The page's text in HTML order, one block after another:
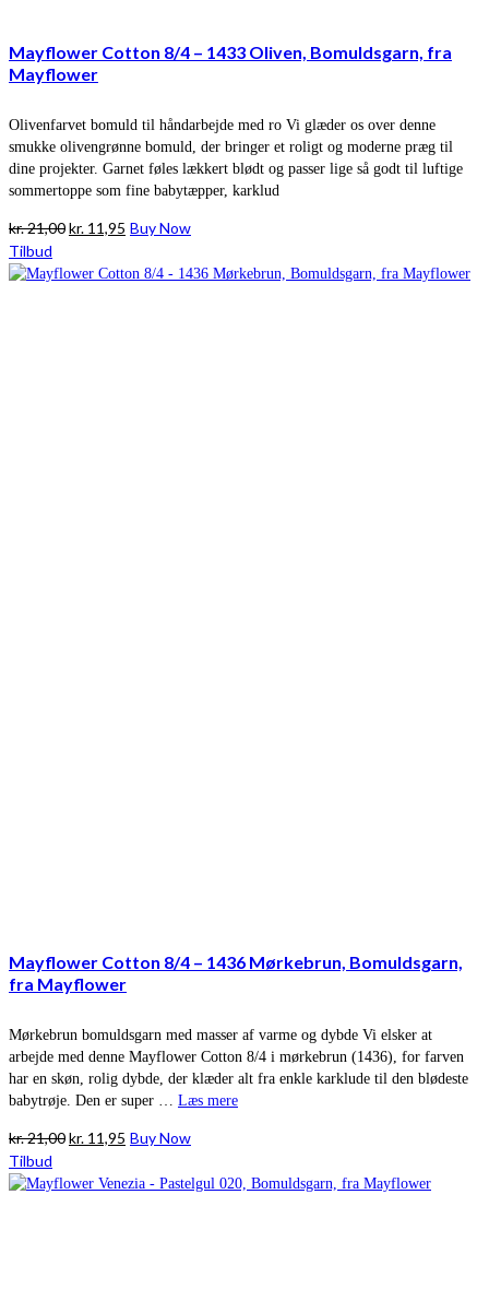
Mayflower Cotton 8/4 – 1433 Oliven, Bomuldsgarn, fra
Mayflower
Olivenfarvet bomuld til håndarbejde med ro Vi glæder os over denne
smukke olivengrønne bomuld, der bringer et roligt og moderne præg til
dine projekter. Garnet føles lækkert blødt og passer lige så godt til luftige
sommertoppe som fine babytæpper, karklud
kr.21,00Den
pris
kr. 11,95 Den
pris
Buy Now
Tilbud
Mayflower Cotton 8/4 – 1436 Mørkebrun, Bomuldsgarn,
fra Mayflower
Mørkebrun bomuldsgarn med masser af varme og dybde Vi elsker at
arbejde med denne Mayflower Cotton 8/4 i mørkebrun (1436), for farven
har en skøn, rolig dybde, der klæder alt fra enkle karklude til den blødeste
babytrøje. Den er super … Læs mere
kr.21,00Den
pris
kr. 11,95 Den
pris
Buy Now
Tilbud